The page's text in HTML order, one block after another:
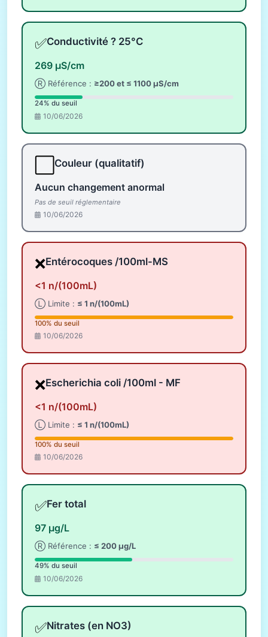
✅Conductivité ? 25°C
269 µS/cm
Ⓡ Référence : ≥200 et ≤ 1100 µS/cm
24% du seuil
10/06/2026
Couleur (qualitatif)
Aucun changement anormal
Pas de seuil réglementaire
10/06/2026
❌Entérocoques /100ml-MS
<1 n/(100mL)
Ⓛ Limite : ≤ 1 n/(100mL)
100% du seuil
10/06/2026
❌Escherichia coli /100ml - MF
<1 n/(100mL)
Ⓛ Limite : ≤ 1 n/(100mL)
100% du seuil
10/06/2026
✅Fer total
97 µg/L
Ⓡ Référence : ≤ 200 µg/L
49% du seuil
10/06/2026
✅Nitrates (en NO3)